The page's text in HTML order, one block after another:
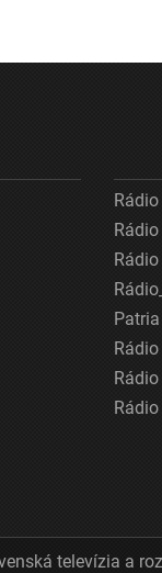
Patria
Rádio
televízia a